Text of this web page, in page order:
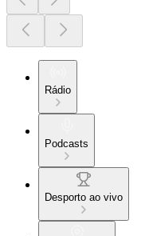
Rádio
Podcasts
Desporto ao vivo